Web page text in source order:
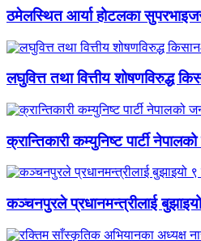
ठमेलस्थित आर्या होटलका
लघुवित्त तथा वित्तीय शोषणविरुद्ध
क्रान्तिकारी कम्युनिष्ट पार्टी
कञ्चनपुरले प्रधानमन्त्रीलाई